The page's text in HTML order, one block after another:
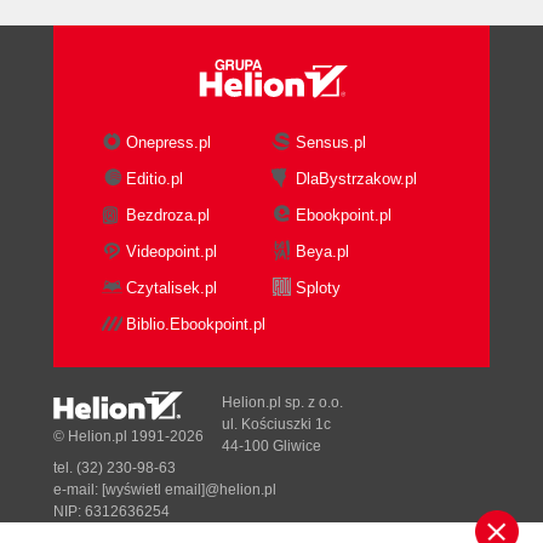
Onepress.pl
Sensus.pl
Editio.pl
DlaBystrzakow.pl
Bezdroza.pl
Ebookpoint.pl
Videopoint.pl
Beya.pl
Czytalisek.pl
Sploty
Biblio.Ebookpoint.pl
© Helion.pl 1991-2026
Helion.pl sp. z o.o.
ul. Kościuszki 1c
44-100 Gliwice
tel. (32) 230-98-63
e-mail: [wyświetl email]@helion.pl
NIP: 6312636254